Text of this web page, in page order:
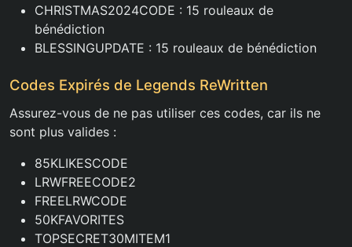
CHRISTMAS2024CODE : 15 rouleaux de
bénédiction
BLESSINGUPDATE : 15 rouleaux de bénédiction
Codes Expirés de Legends ReWritten
Assurez-vous de ne pas utiliser ces codes, car ils ne
sont plus valides :
85KLIKESCODE
LRWFREECODE2
FREELRWCODE
50KFAVORITES
TOPSECRET30MITEM1